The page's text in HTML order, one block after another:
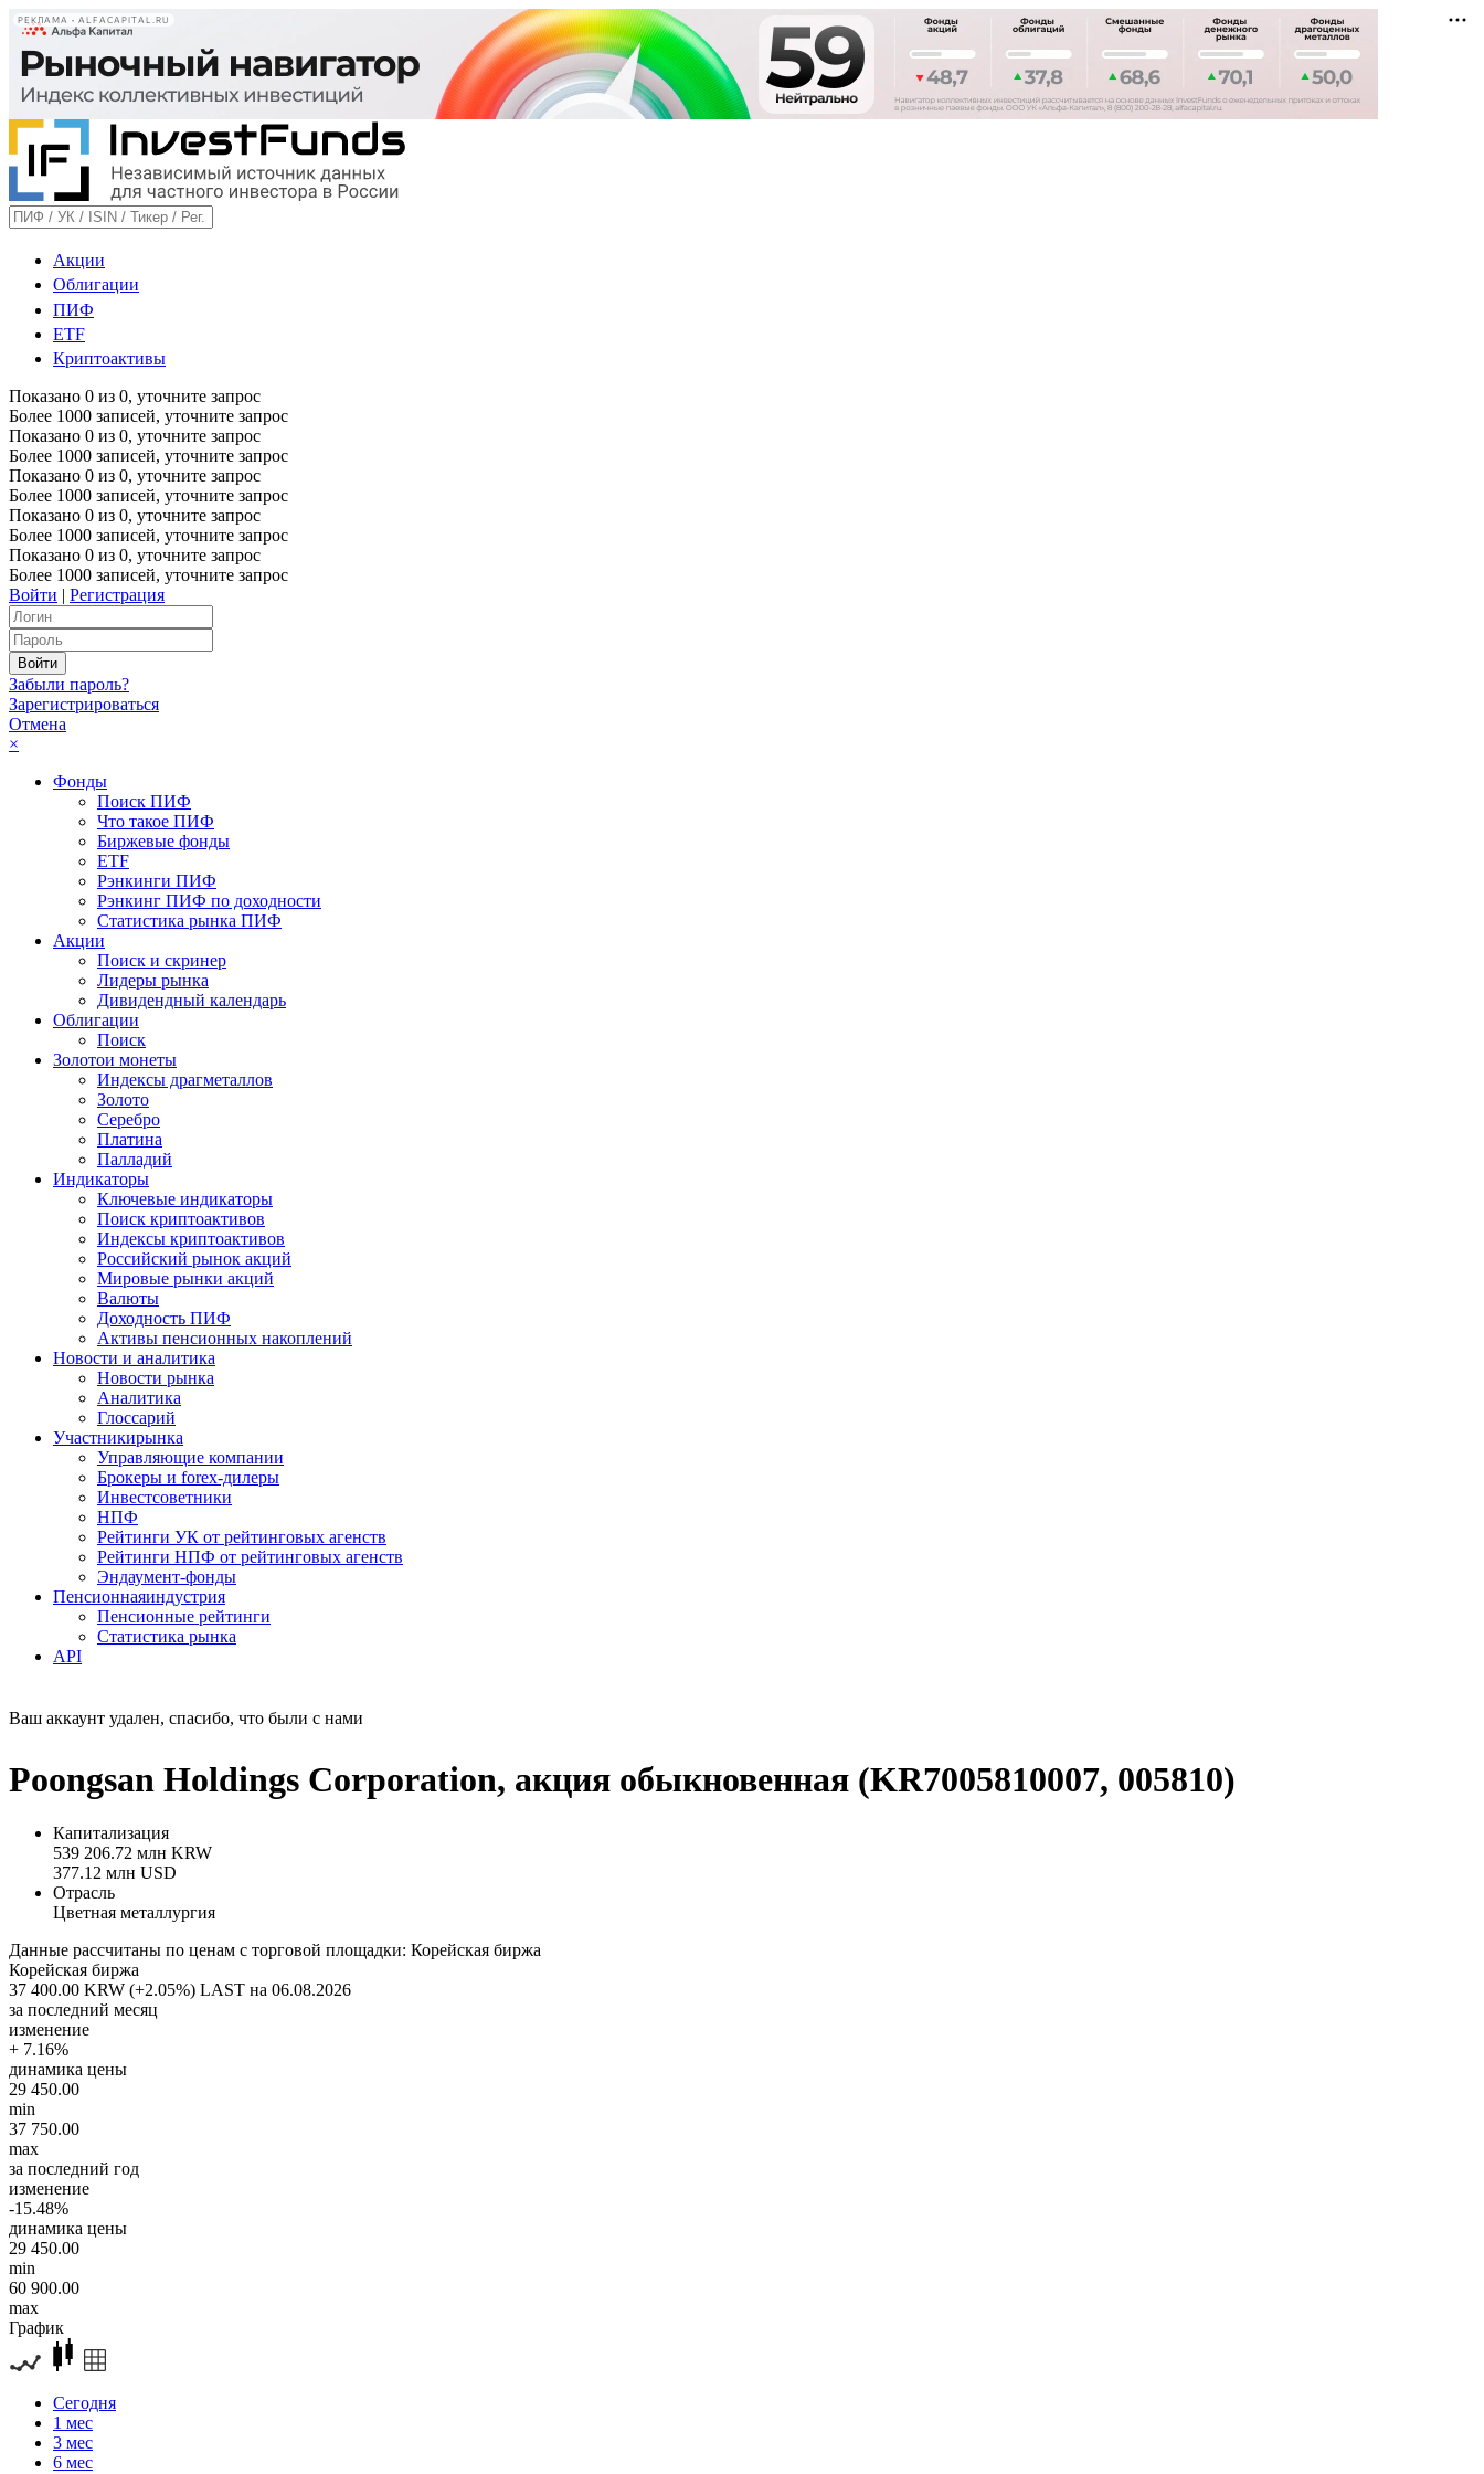
РЕКЛАМА • ALFACAPITAL.RU
Акции
Облигации
ПИФ
ETF
Криптоактивы
Показано 0 из 0, уточните запрос
Более 1000 записей, уточните запрос
Показано 0 из 0, уточните запрос
Более 1000 записей, уточните запрос
Показано 0 из 0, уточните запрос
Более 1000 записей, уточните запрос
Показано 0 из 0, уточните запрос
Более 1000 записей, уточните запрос
Показано 0 из 0, уточните запрос
Более 1000 записей, уточните запрос
Войти | Регистрация
Забыли пароль?
Зарегистрироваться
Отмена
×
Фонды
Поиск ПИФ
Что такое ПИФ
Биржевые фонды
ETF
Рэнкинги ПИФ
Рэнкинг ПИФ по доходности
Статистика рынка ПИФ
Акции
Поиск и скринер
Лидеры рынка
Дивидендный календарь
Облигации
Поиск
Золотои монеты
Индексы драгметаллов
Золото
Серебро
Платина
Палладий
Индикаторы
Ключевые индикаторы
Поиск криптоактивов
Индексы криптоактивов
Российский рынок акций
Мировые рынки акций
Валюты
Доходность ПИФ
Активы пенсионных накоплений
Новости и аналитика
Новости рынка
Аналитика
Глоссарий
Участникирынка
Управляющие компании
Брокеры и forex-дилеры
Инвестсоветники
НПФ
Рейтинги УК от рейтинговых агенств
Рейтинги НПФ от рейтинговых агенств
Эндаумент-фонды
Пенсионнаяиндустрия
Пенсионные рейтинги
Статистика рынка
API
Ваш аккаунт удален, спасибо, что были с нами
Poongsan Holdings Corporation, акция обыкновенная (KR7005810007, 005810)
Капитализация
539 206.72 млн KRW
377.12 млн USD
Отрасль
Цветная металлургия
Данные рассчитаны по ценам с торговой площадки: Корейская биржа
Корейская биржа
37 400.00 KRW (+2.05%) LAST на 06.08.2026
за последний месяц
изменение
+ 7.16%
динамика цены
29 450.00
min
37 750.00
max
за последний год
изменение
-15.48%
динамика цены
29 450.00
min
60 900.00
max
График
Сегодня
1 мес
3 мес
6 мес